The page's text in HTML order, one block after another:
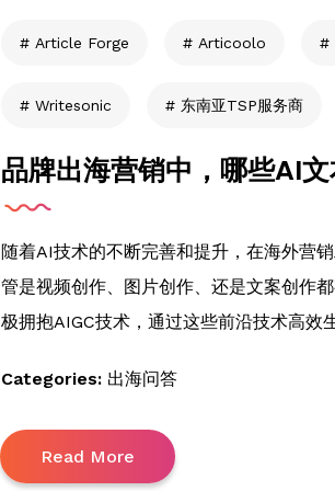
Article Forge Articoolo
Writesonic 东南亚TSP服务商
品牌出海营销中，哪些AI
随着AI技术的不断完善和提升，在海外营
管是视频创作、图片创作、还是文案创作
极拥抱AIGC技术，通过这些前沿技术高效
Categories: 出海问答
Read More